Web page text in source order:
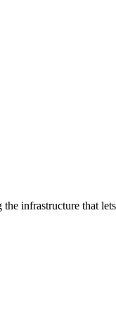
infrastructure that